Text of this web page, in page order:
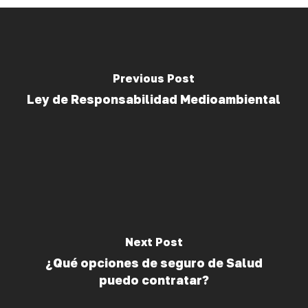
Previous Post
Ley de Responsabilidad Medioambiental
Next Post
¿Qué opciones de seguro de Salud
puedo contratar?